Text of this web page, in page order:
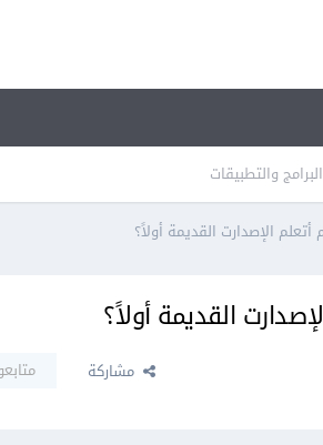
البرامج والتطبيقات
مشاركة